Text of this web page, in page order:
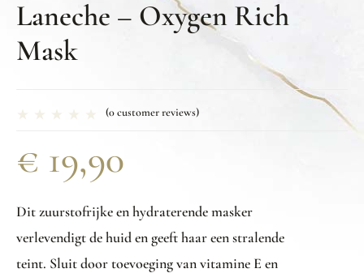
Laneche – Oxygen Rich
Mask
(0customer reviews)
€ 19,90
Dit zuurstofrijke en hydraterende masker
verlevendigt de huid en geeft haar een stralende
teint. Sluit door toevoeging van vitamine E en